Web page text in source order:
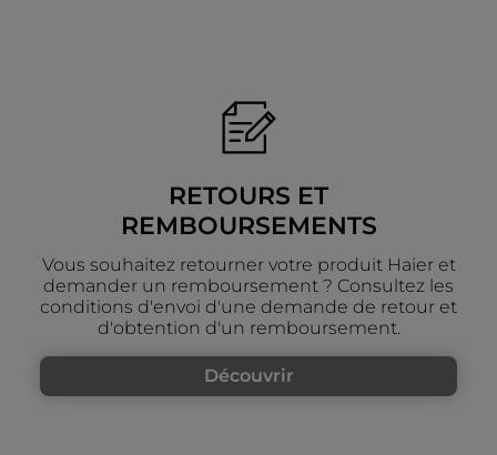
RETOURS ET
REMBOURSEMENTS
Vous souhaitez retourner votre produit Haier et
demander un remboursement ? Consultez les
conditions d'envoi d'une demande de retour et
d'obtention d'un remboursement.
Découvrir